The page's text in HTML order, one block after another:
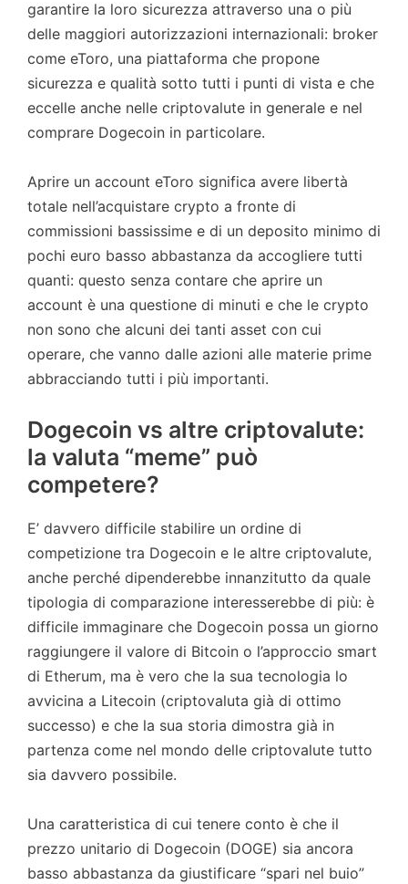
garantire la loro sicurezza attraverso una o più
delle maggiori autorizzazioni internazionali: broker
come eToro, una piattaforma che propone
sicurezza e qualità sotto tutti i punti di vista e che
eccelle anche nelle criptovalute in generale e nel
comprare Dogecoin in particolare.
Aprire un account eToro significa avere libertà
totale nell’acquistare crypto a fronte di
commissioni bassissime e di un deposito minimo di
pochi euro basso abbastanza da accogliere tutti
quanti: questo senza contare che aprire un
account è una questione di minuti e che le crypto
non sono che alcuni dei tanti asset con cui
operare, che vanno dalle azioni alle materie prime
abbracciando tutti i più importanti.
Dogecoin vs altre criptovalute:
la valuta “meme” può
competere?
E’ davvero difficile stabilire un ordine di
competizione tra Dogecoin e le altre criptovalute,
anche perché dipenderebbe innanzitutto da quale
tipologia di comparazione interesserebbe di più: è
difficile immaginare che Dogecoin possa un giorno
raggiungere il valore di Bitcoin o l’approccio smart
di Etherum, ma è vero che la sua tecnologia lo
avvicina a Litecoin (criptovaluta già di ottimo
successo) e che la sua storia dimostra già in
partenza come nel mondo delle criptovalute tutto
sia davvero possibile.
Una caratteristica di cui tenere conto è che il
prezzo unitario di Dogecoin (DOGE) sia ancora
basso abbastanza da giustificare “spari nel buio”